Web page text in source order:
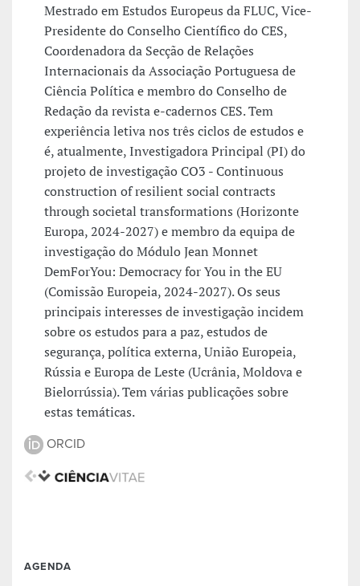
Mestrado em Estudos Europeus da FLUC, Vice-
Presidente do Conselho Científico do CES,
Coordenadora da Secção de Relações
Internacionais da Associação Portuguesa de
Ciência Política e membro do Conselho de
Redação da revista e-cadernos CES. Tem
experiência letiva nos três ciclos de estudos e
é, atualmente, Investigadora Principal (PI) do
projeto de investigação CO3 - Continuous
construction of resilient social contracts
through societal transformations (Horizonte
Europa, 2024-2027) e membro da equipa de
investigação do Módulo Jean Monnet
DemForYou: Democracy for You in the EU
(Comissão Europeia, 2024-2027). Os seus
principais interesses de investigação incidem
sobre os estudos para a paz, estudos de
segurança, política externa, União Europeia,
Rússia e Europa de Leste (Ucrânia, Moldova e
Bielorrússia). Tem várias publicações sobre
estas temáticas.
ORCID
AGENDA